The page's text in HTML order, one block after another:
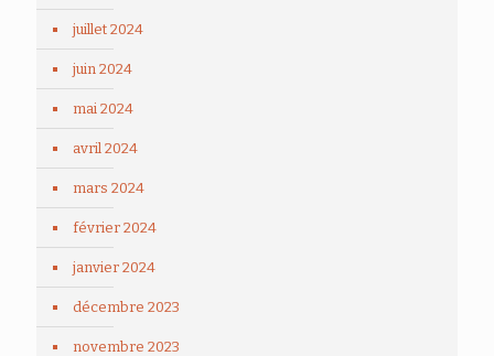
juillet 2024
juin 2024
mai 2024
avril 2024
mars 2024
février 2024
janvier 2024
décembre 2023
novembre 2023